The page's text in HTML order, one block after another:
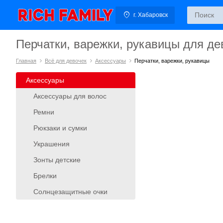
г. Хабаровск
Перчатки, варежки, рукавицы для
Главная Всё для девочек Аксессуары Перчатки, варежки, рукавицы
Аксессуары
Аксессуары для волос
Ремни
Рюкзаки и сумки
Украшения
Зонты детские
Брелки
Солнцезащитные очки